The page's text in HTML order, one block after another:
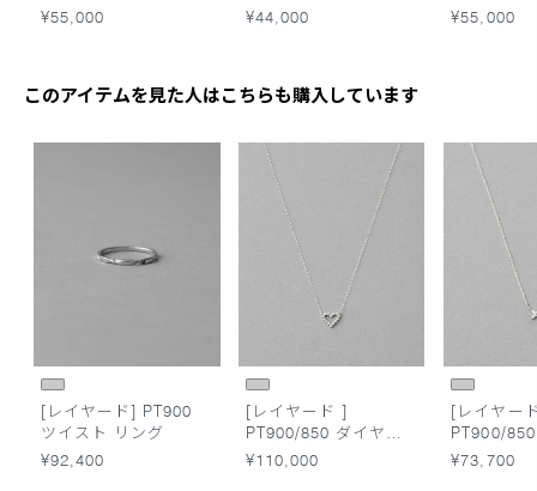
¥55,000
¥44,000
¥55,000
このアイテムを見た人はこちらも購入しています
[レイヤード] PT900
ツイスト リング
¥92,400
[レイヤード ]
PT900/850 ダイヤモ
ンド ネックレス
¥110,000
[レイヤー
PT900/
ンド ネッ
¥73,700